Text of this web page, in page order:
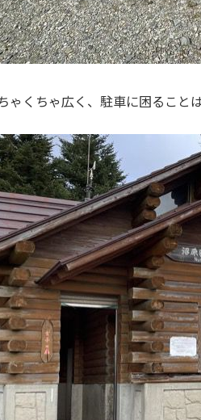
くちゃ広く、駐車に困ること